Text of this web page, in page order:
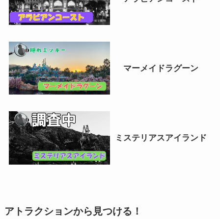
マーメイドラグーン
ミステリアスアイランド
アトラクションから見つける！